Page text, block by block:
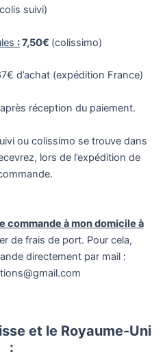
suivi)
:7,50€ (colissimo)
d’achat (expédition France)
réception du paiement.
ou colissimo se trouve dans
lors de l’expédition de
à mon domicile à
de frais de port. Pour cela,
directement par mail :
et le Royaume-Uni
: